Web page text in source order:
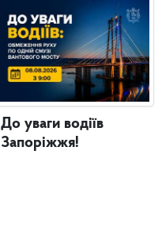
До уваги водіїв
Запоріжжя!